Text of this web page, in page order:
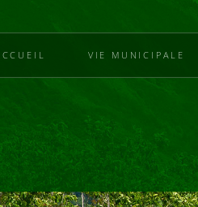
VIE MUNICIPALE